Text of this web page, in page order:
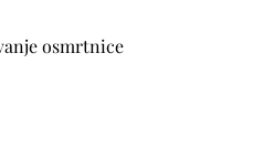
osmrtnice